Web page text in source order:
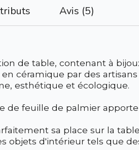
Avis (5)
de table, contenant à
céramique par des
esthétique et écologique.
de feuille de palmier
sa place sur la
objets d'intérieur tels que